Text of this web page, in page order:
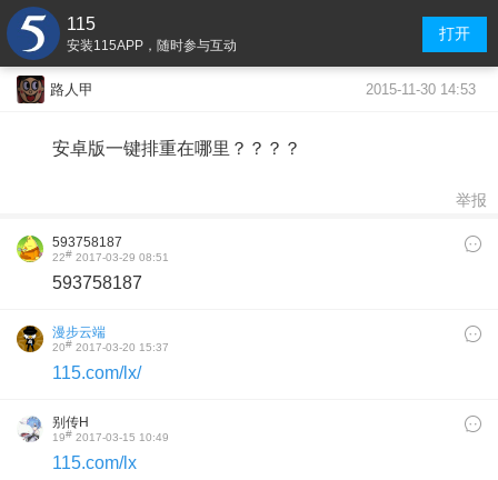
115
安装115APP，随时参与互动
打开
路人甲 2015-11-30 14:53
安卓版一键排重在哪里？？？？
举报
593758187
22# 2017-03-29 08:51
593758187
漫步云端
20# 2017-03-20 15:37
115.com/lx/
别传H
19# 2017-03-15 10:49
115.com/lx